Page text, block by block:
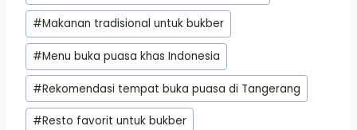
#Makanan tradisional untuk bukber
#Menu buka puasa khas Indonesia
#Rekomendasi tempat buka puasa di Tangerang
#Resto favorit untuk bukber